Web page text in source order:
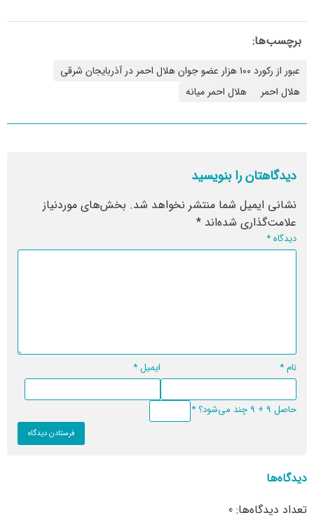
برچسب‌ها:
عبور از رکورد ۱۰۰ هزار عضو جوان هلال احمر در آذربایجان شرقی
هلال احمر
هلال احمر میانه
دیدگاهتان را بنویسید
نشانی ایمیل شما منتشر نخواهد شد. بخش‌های موردنیاز
علامت‌گذاری شده‌اند *
دیدگاه*
نام* ایمیل*
حاصل 9 + 9 چند می‌شود؟ *
دیدگاه‌ها
تعداد دیدگاه‌ها: 0